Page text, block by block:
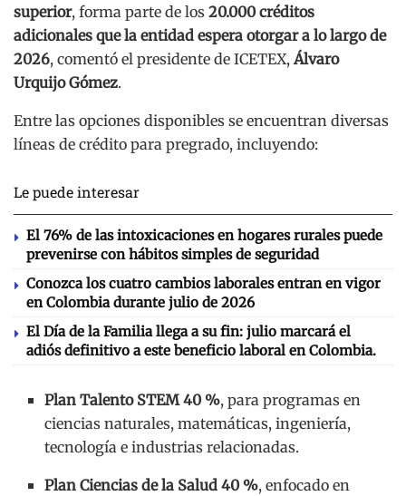
superior, forma parte de los 20.000 créditos
adicionales que la entidad espera otorgar a lo largo de
2026, comentó el presidente de ICETEX, Álvaro
Urquijo Gómez.
Entre las opciones disponibles se encuentran diversas
líneas de crédito para pregrado, incluyendo:
Le puede interesar
El 76% de las intoxicaciones en hogares rurales puede
prevenirse con hábitos simples de seguridad
Conozca los cuatro cambios laborales entran en vigor
en Colombia durante julio de 2026
El Día de la Familia llega a su fin: julio marcará el
adiós definitivo a este beneficio laboral en Colombia.
Plan Talento STEM 40 %, para programas en
ciencias naturales, matemáticas, ingeniería,
tecnología e industrias relacionadas.
Plan Ciencias de la Salud 40 %, enfocado en